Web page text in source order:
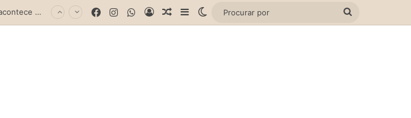
Facebook
InstagramWhatsApp
EntrarArtigo aleatório
Barra Lateral
Switch skin